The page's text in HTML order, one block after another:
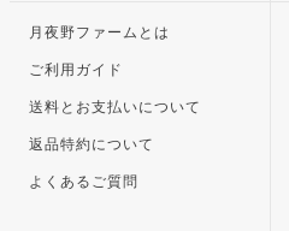
月夜野ファームとは
ご利用ガイド
送料とお支払いについて
返品特約について
よくあるご質問